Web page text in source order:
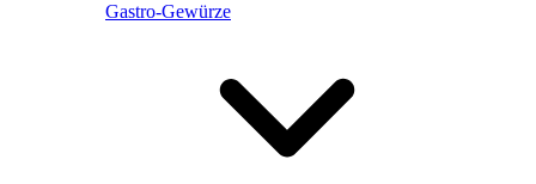
Gastro-Gewürze